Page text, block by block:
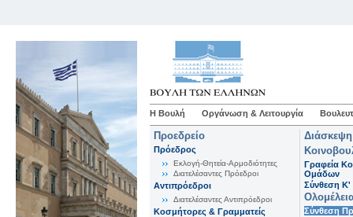
Η Βουλή Οργάνωση & Λειτουργία
Προεδρείο
Πρόεδρος
Εκλογή-Θητεία-Αρμοδιότητες
Διατελέσαντες Πρόεδροι
Αντιπρόεδροι
Διατελέσαντες Αντιπρόεδροι
Κοσμήτορες & Γραμματείς
Γραφεία
Ομάδων
Σύνθεση K'
Σύνθεση